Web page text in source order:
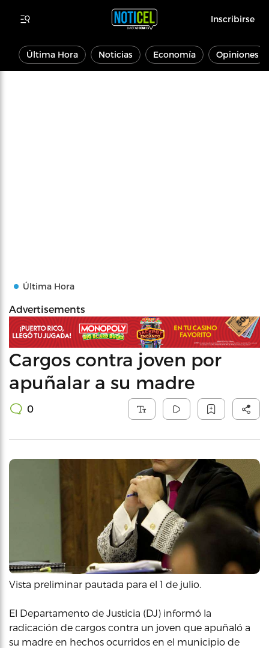
Inscribirse
Última Hora Noticias Economía Opiniones
Última Hora
Advertisements
Cargos contra joven por
apuñalar a su madre
0
Vista preliminar pautada para el 1 de julio.
El Departamento de Justicia (DJ) informó la
radicación de cargos contra un joven que apuñaló a
su madre en hechos ocurridos en el municipio de